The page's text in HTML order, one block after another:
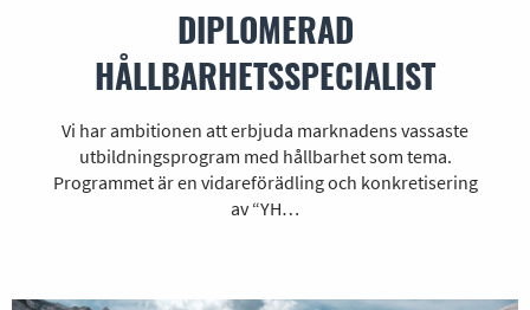
DIPLOMERAD
HÅLLBARHETSSPECIALIST
Vi har ambitionen att erbjuda marknadens vassaste
utbildningsprogram med hållbarhet som tema.
Programmet är en vidareförädling och konkretisering
av “YH…